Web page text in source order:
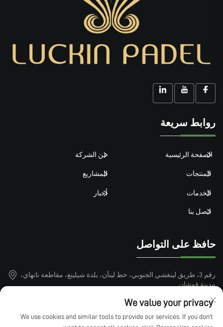
روابط سريعة
الصفحة الرئيسية عن الشركة
المنتجات المشاريع
الخدمات أخبار
اتصل بنا
حافظ على التواصل
رقم 3، طريق لينغشي الجنوبي، خط لينآن، بلدة شيلينغ، مقاطعة نانهاي،
مدينة فوشان
+86-15913101899
We value your privacy
We use cookies and similar tools to provide our services. If you don't